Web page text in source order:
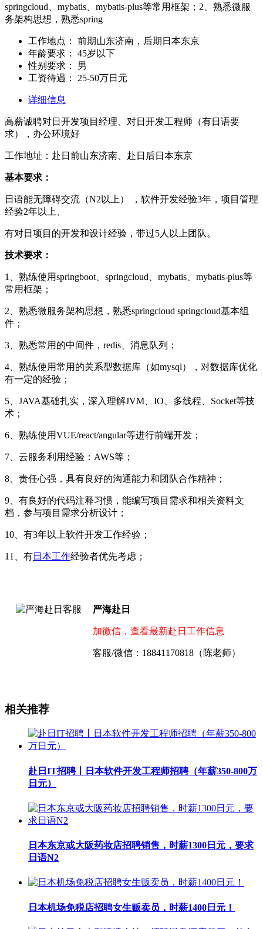
springcloud、mybatis、mybatis-plus等常用框架；2、熟悉微服
务架构思想，熟悉spring
工作地点：
前期山东济南，后期日本东京
年龄要求：
45岁以下
性别要求：
男
工资待遇：
25-50万日元
详细信息
高薪诚聘对日开发项目经理、对日开发工程师（有日语要
求），办公环境好
工作地址：赴日前山东济南、赴日后日本东京
基本要求：
日语能无障碍交流（N2以上） ，软件开发经验3年，项目管理
经验2年以上、
有对日项目的开发和设计经验，带过5人以上团队。
技术要求：
1、熟练使用springboot、springcloud、mybatis、mybatis-plus等
常用框架；
2、熟悉微服务架构思想，熟悉springcloud springcloud基本组
件；
3、熟悉常用的中间件，redis、消息队列；
4、熟练使用常用的关系型数据库（如mysql），对数据库优化
有一定的经验；
5、JAVA基础扎实，深入理解JVM、IO、多线程、Socket等技
术；
6、熟练使用VUE/react/angular等进行前端开发；
7、云服务利用经验：AWS等；
8、责任心强，具有良好的沟通能力和团队合作精神；
9、有良好的代码注释习惯，能编写项目需求和相关资料文
档，参与项目需求分析设计；
10、有3年以上软件开发工作经验；
11、有日本工作经验者优先考虑；
严海赴日
加微信，查看最新赴日工作信息
客服/微信：18841170818（陈老师）
相关推荐
赴日IT招聘丨日本软件开发工程师招聘（年薪350-800万
日元）
日本东京或大阪药妆店招聘销售，时薪1300日元，要求
日语N2
日本机场免税店招聘女生贩卖员，时薪1400日元！